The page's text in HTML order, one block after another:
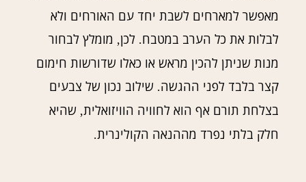
מאפשר למארחים לשבת יחד עם האורחים ולא
לבלות את כל הערב במטבח. לכן, מומלץ לבחור
מנות שניתן להכין מראש או כאלו שדורשות חימום
קצר בלבד לפני ההגשה. שילוב נכון של צבעים
בצלחת תורם אף הוא לחוויה הוויזואלית, שהיא
חלק בלתי נפרד מההנאה הקולינרית.